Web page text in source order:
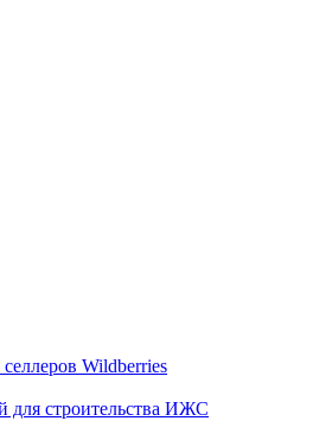
Wildberries
для строительства ИЖС